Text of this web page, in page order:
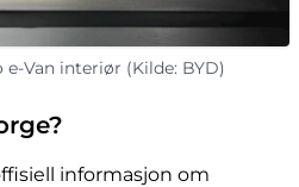
Van interiør (Kilde: BYD)
informasjon om